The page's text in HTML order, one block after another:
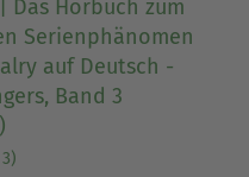
Das Hörbuch zum
Serienphänomen
auf Deutsch -
Band 3